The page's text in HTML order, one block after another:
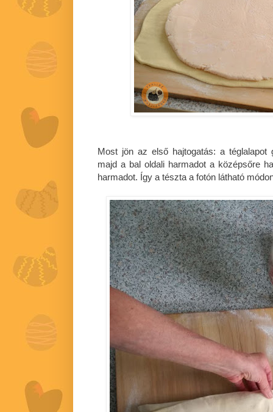
Most jön az első hajtogatás: a téglalapot
majd a bal oldali harmadot a középsőre
harmadot. Így a tészta a fotón látható